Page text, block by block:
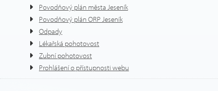
Povodňový plán města Jeseník
Povodňový plán ORP Jeseník
Odpady
Lékařská pohotovost
Zubní pohotovost
Prohlášení o přístupnosti webu